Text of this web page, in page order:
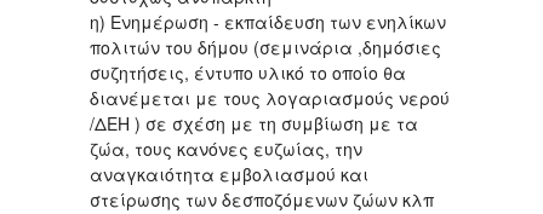
η) Eνημέρωση - εκπαίδευση των ενηλίκων
πολιτών του δήμου (σεμινάρια ,δημόσιες
συζητήσεις, έντυπο υλικό το οποίο θα
διανέμεται με τους λογαριασμούς νερού
/ΔΕΗ ) σε σχέση με τη συμβίωση με τα
ζώα, τους κανόνες ευζωίας, την
αναγκαιότητα εμβολιασμού και
στείρωσης των δεσποζόμενων ζώων κλπ